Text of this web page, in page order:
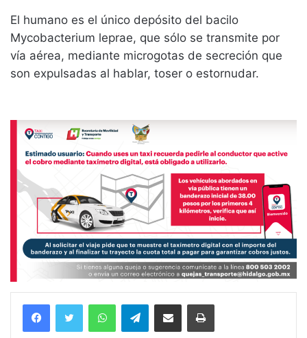
El humano es el único depósito del bacilo
Mycobacterium leprae, que sólo se transmite por
vía aérea, mediante microgotas de secreción que
son expulsadas al hablar, toser o estornudar.
WhatsAppTelegramCompartir vía email Imprimir